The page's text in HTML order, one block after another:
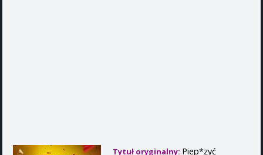
Tytuł oryginalny: Piep*zyć